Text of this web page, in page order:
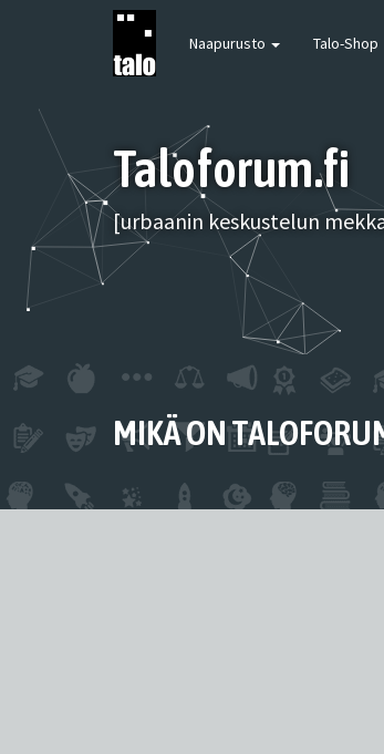
Naapurusto Talo-Shop
Taloforum.fi
[urbaanin keskustelun
MIKÄ ON